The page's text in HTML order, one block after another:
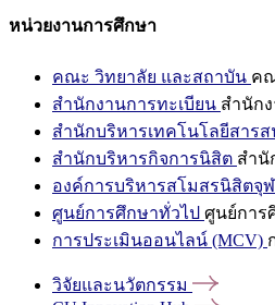
หน่วยงานการศึกษา
คณะ วิทยาลัย และสถาบัน ค
สำนักงานการทะเบียน สำนัก
สำนักบริหารเทคโนโลยีสารส
สำนักบริหารกิจการนิสิต สำนั
องค์การบริหารสโมสรนิสิตจุ
ศูนย์การศึกษาทั่วไป ศูนย์การ
การประเมินออนไลน์ (MCV)
วิจัยและนวัตกรรม